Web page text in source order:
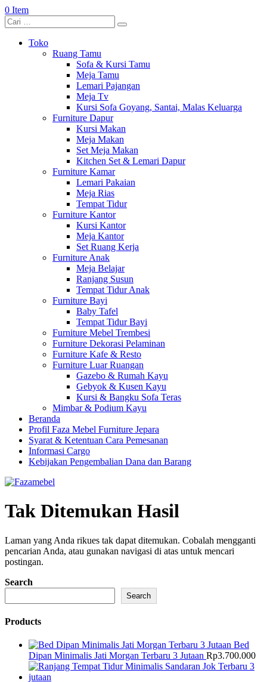
0 Item
Toko
Ruang Tamu
Sofa & Kursi Tamu
Meja Tamu
Lemari Pajangan
Meja Tv
Kursi Sofa Goyang, Santai, Malas Keluarga
Furniture Dapur
Kursi Makan
Meja Makan
Set Meja Makan
Kitchen Set & Lemari Dapur
Furniture Kamar
Lemari Pakaian
Meja Rias
Tempat Tidur
Furniture Kantor
Kursi Kantor
Meja Kantor
Set Ruang Kerja
Furniture Anak
Meja Belajar
Ranjang Susun
Tempat Tidur Anak
Furniture Bayi
Baby Tafel
Tempat Tidur Bayi
Furniture Mebel Trembesi
Furniture Dekorasi Pelaminan
Furniture Kafe & Resto
Furniture Luar Ruangan
Gazebo & Rumah Kayu
Gebyok & Kusen Kayu
Kursi & Bangku Sofa Teras
Mimbar & Podium Kayu
Beranda
Profil Faza Mebel Furniture Jepara
Syarat & Ketentuan Cara Pemesanan
Informasi Cargo
Kebijakan Pengembalian Dana dan Barang
Tak Ditemukan Hasil
Laman yang Anda rikues tak dapat ditemukan. Cobalah mengganti
pencarian Anda, atau gunakan navigasi di atas untuk mencari
postingan.
Search
Search
Products
Bed
Dipan Minimalis Jati Morgan Terbaru 3 Jutaan Rp3.700.000